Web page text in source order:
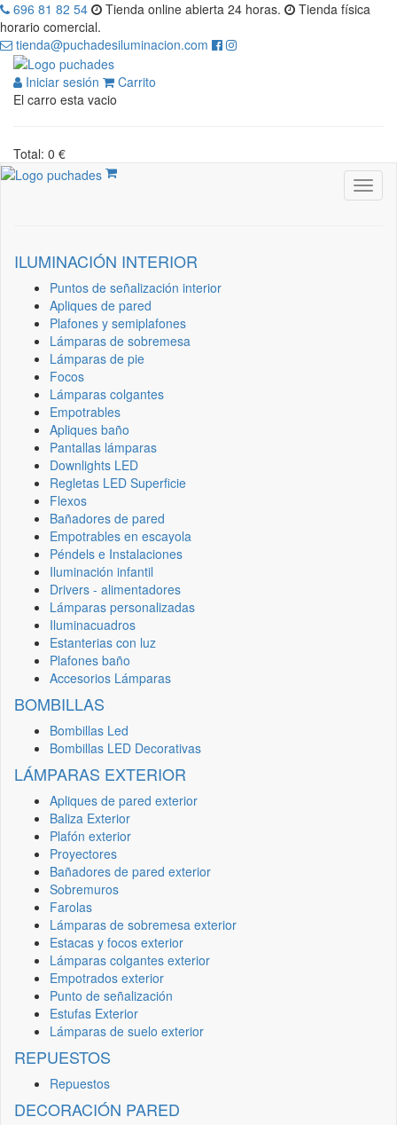
696 81 82 54 Tienda online abierta 24 horas.
Tienda física
horario comercial.
tienda@puchadesiluminacion.com
Iniciar sesión
Carrito
El carro esta vacio
Total: 0 €
ILUMINACIÓN INTERIOR
Puntos de señalización interior
Apliques de pared
Plafones y semiplafones
Lámparas de sobremesa
Lámparas de pie
Focos
Lámparas colgantes
Empotrables
Apliques baño
Pantallas lámparas
Downlights LED
Regletas LED Superficie
Flexos
Bañadores de pared
Empotrables en escayola
Péndels e Instalaciones
Iluminación infantil
Drivers - alimentadores
Lámparas personalizadas
Iluminacuadros
Estanterias con luz
Plafones baño
Accesorios Lámparas
BOMBILLAS
Bombillas Led
Bombillas LED Decorativas
LÁMPARAS EXTERIOR
Apliques de pared exterior
Baliza Exterior
Plafón exterior
Proyectores
Bañadores de pared exterior
Sobremuros
Farolas
Lámparas de sobremesa exterior
Estacas y focos exterior
Lámparas colgantes exterior
Empotrados exterior
Punto de señalización
Estufas Exterior
Lámparas de suelo exterior
REPUESTOS
Repuestos
DECORACIÓN PARED